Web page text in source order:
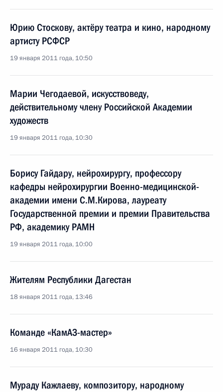
Юрию Стоскову, актёру театра и кино, народному
артисту РСФСР
19 января 2011 года, 10:50
Марии Чегодаевой, искусствоведу,
действительному члену Российской Академии
художеств
19 января 2011 года, 10:30
Борису Гайдару, нейрохирургу, профессору
кафедры нейрохирургии Военно-медицинской-
академии имени С.М.Кирова, лауреату
Государственной премии и премии Правительства
РФ, академику РАМН
19 января 2011 года, 10:00
Жителям Республики Дагестан
18 января 2011 года, 13:46
Команде «КамАЗ-мастер»
16 января 2011 года, 10:30
Мураду Кажлаеву, композитору, народному